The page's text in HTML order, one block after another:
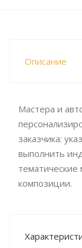
Описание
Мастера и
заказчика:
выполнить
композиции.